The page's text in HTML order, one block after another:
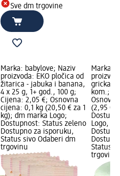
Sve dm trgovine
Marka: babylove; Naziv
proizvoda: EKO pločica od
žitarica - jabuka i banana,
4 x 25 g, 1+ god., 100 g;
Cijena: 2,05 €; Osnovna
cijena: 0,1 kg (20,50 € za 1
kg); dm marka Logo;
Dostupnost: Status zeleno
Dostupno za isporuku,
Status sivo Odaberi dm
trgovinu
Marka:
kom.;
(2,95 €
Logo,
Status
trgovine